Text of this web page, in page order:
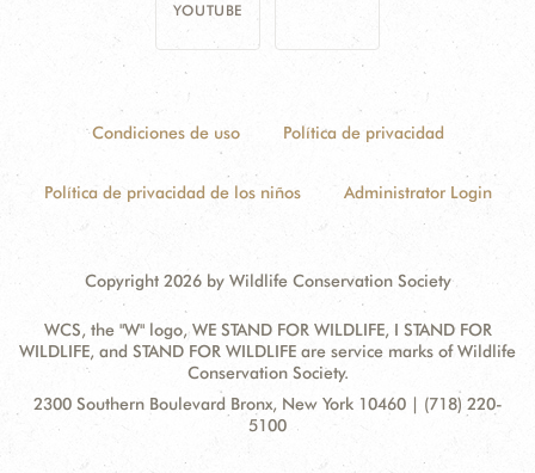
YOUTUBE
Condiciones de uso Política de privacidad
Política de privacidad de los niños Administrator Login
Copyright 2026 by Wildlife Conservation Society
WCS, the "W" logo, WE STAND FOR WILDLIFE, I STAND FOR
WILDLIFE, and STAND FOR WILDLIFE are service marks of Wildlife
Conservation Society.
Contact
Information
Address:
2300 Southern Boulevard Bronx, New York 10460 | (718) 220-
5100